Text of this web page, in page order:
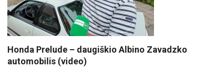
Honda Prelude – daugiškio Albino Zavadzko
automobilis (video)